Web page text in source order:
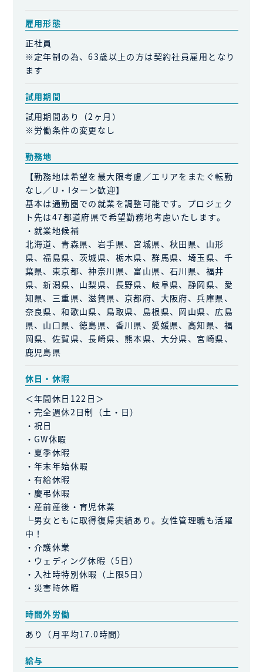
雇用形態
正社員
※定年制の為、63歳以上の方は契約社員雇用となり
ます
試用期間
試用期間あり（2ヶ月）
※労働条件の変更なし
勤務地
【勤務地は希望を最大限考慮／エリアをまたぐ転勤
なし／U・Iターン歓迎】
基本は通勤圏での就業を調整可能です。プロジェク
ト先は47都道府県で希望勤務地考慮いたします。
・就業地候補
北海道、青森県、岩手県、宮城県、秋田県、山形
県、福島県、茨城県、栃木県、群馬県、埼玉県、千
葉県、東京都、神奈川県、富山県、石川県、福井
県、新潟県、山梨県、長野県、岐阜県、静岡県、愛
知県、三重県、滋賀県、京都府、大阪府、兵庫県、
奈良県、和歌山県、鳥取県、島根県、岡山県、広島
県、山口県、徳島県、香川県、愛媛県、高知県、福
岡県、佐賀県、長崎県、熊本県、大分県、宮崎県、
鹿児島県
休日・休暇
＜年間休日122日＞
・完全週休2日制（土・日）
・祝日
・GW休暇
・夏季休暇
・年末年始休暇
・有給休暇
・慶弔休暇
・産前産後・育児休業
└男女ともに取得復帰実績あり。女性管理職も活躍
中！
・介護休業
・ウェディング休暇（5日）
・入社時特別休暇（上限5日）
・災害時休暇
時間外労働
あり（月平均17.0時間）
給与